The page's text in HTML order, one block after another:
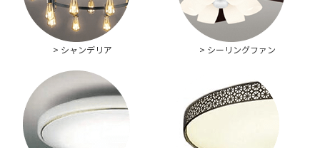
> シャンデリア > シーリングファン